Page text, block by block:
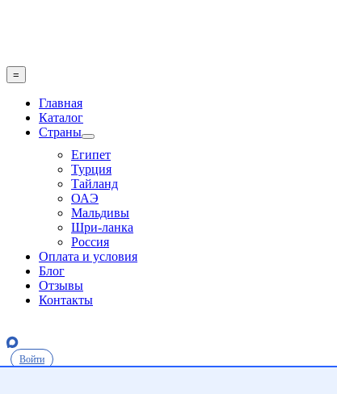
=
Главная
Каталог
Страны
Египет
Турция
Тайланд
ОАЭ
Мальдивы
Шри-ланка
Россия
Оплата и условия
Блог
Отзывы
Контакты
Войти